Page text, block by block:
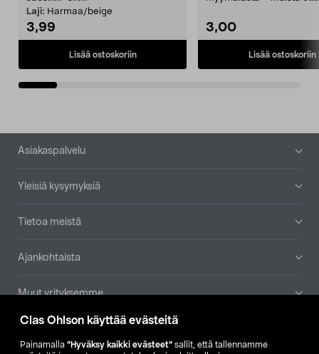
Clas Ohlson käyttää evästeitä
Painamalla ”Hyväksy kaikki evästeet” sallit, että tallennamme
Laji: Harmaa/beige
3,99
Lisää ostoskoriin
3,00
Lisää ostoskoriin
Alatunniste
Asiakaspalvelu
Yleisiä kysymyksiä
Tietoa meistä
Ajankohtaista
Muut yrityksemme
Etsi myymälä